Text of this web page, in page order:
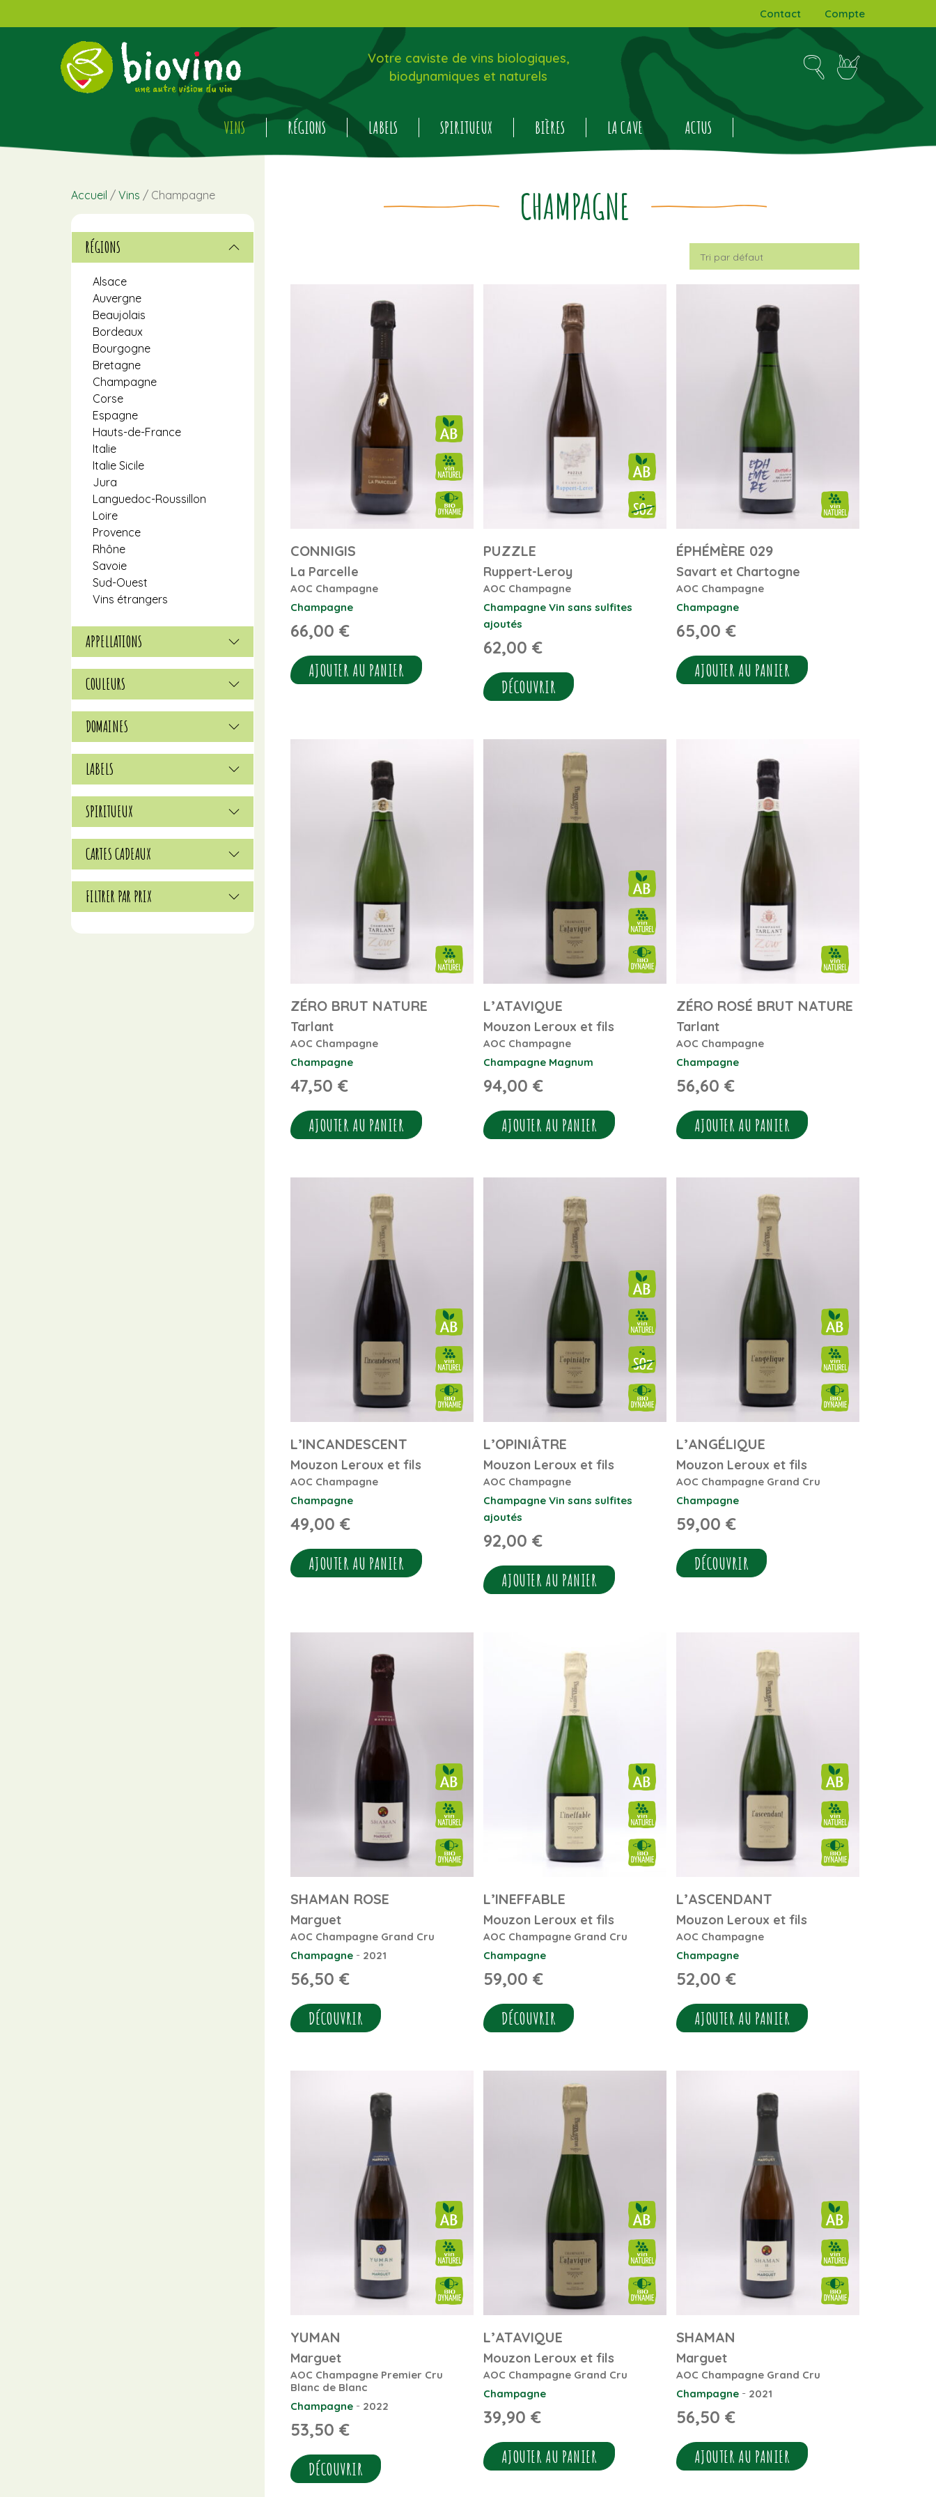
Contact Compte
Votre caviste de vins biologiques,
biodynamiques et naturels
VINS RÉGIONS LABELS SPIRITUEUX BIÈRES LA CAVE ACTUS
CHAMPAGNE
CONNIGIS
La Parcelle
AOC Champagne
Champagne
66,00 €
AJOUTER AU PANIER
PUZZLE
Ruppert-Leroy
AOC Champagne
Champagne Vin sans sulfites
ajoutés
62,00 €
DÉCOUVRIR
ÉPHÉMÈRE 029
Savart et Chartogne
AOC Champagne
Champagne
65,00 €
AJOUTER AU PANIER
ZÉRO BRUT NATURE
Tarlant
AOC Champagne
Champagne
47,50 €
AJOUTER AU PANIER
L’ATAVIQUE
Mouzon Leroux et fils
AOC Champagne
Champagne Magnum
94,00 €
AJOUTER AU PANIER
ZÉRO ROSÉ BRUT NATURE
Tarlant
AOC Champagne
Champagne
56,60 €
AJOUTER AU PANIER
L’INCANDESCENT
Mouzon Leroux et fils
AOC Champagne
Champagne
49,00 €
AJOUTER AU PANIER
L’OPINIÂTRE
Mouzon Leroux et fils
AOC Champagne
Champagne Vin sans sulfites
ajoutés
92,00 €
AJOUTER AU PANIER
L’ANGÉLIQUE
Mouzon Leroux et fils
AOC Champagne Grand Cru
Champagne
59,00 €
DÉCOUVRIR
SHAMAN ROSE
Marguet
AOC Champagne Grand Cru
Champagne- 2021
56,50 €
DÉCOUVRIR
L’INEFFABLE
Mouzon Leroux et fils
AOC Champagne Grand Cru
Champagne
59,00 €
DÉCOUVRIR
L’ASCENDANT
Mouzon Leroux et fils
AOC Champagne
Champagne
52,00 €
AJOUTER AU PANIER
YUMAN
Marguet
AOC Champagne Premier Cru
Blanc de Blanc
Champagne- 2022
53,50 €
DÉCOUVRIR
L’ATAVIQUE
Mouzon Leroux et fils
AOC Champagne Grand Cru
Champagne
39,90 €
AJOUTER AU PANIER
SHAMAN
Marguet
AOC Champagne Grand Cru
Champagne- 2021
56,50 €
AJOUTER AU PANIER
Accueil / Vins / Champagne
RÉGIONS
Alsace
Auvergne
Beaujolais
Bordeaux
Bourgogne
Bretagne
Champagne
Corse
Espagne
Hauts-de-France
Italie
Italie Sicile
Jura
Languedoc-Roussillon
Loire
Provence
Rhône
Savoie
Sud-Ouest
Vins étrangers
APPELLATIONS
COULEURS
DOMAINES
LABELS
SPIRITUEUX
CARTES CADEAUX
FILTRER PAR PRIX